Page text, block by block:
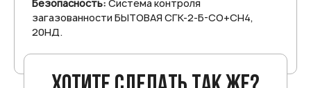
Безопасность: Система контроля
загазованности БЫТОВАЯ СГК-2-Б-СО+СН4,
20НД.